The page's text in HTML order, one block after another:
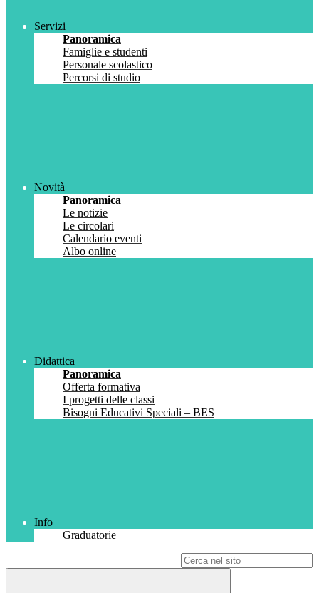
Servizi
Panoramica
Famiglie e studenti
Personale scolastico
Percorsi di studio
Novità
Panoramica
Le notizie
Le circolari
Calendario eventi
Albo online
Didattica
Panoramica
Offerta formativa
I progetti delle classi
Bisogni Educativi Speciali – BES
Info
Graduatorie